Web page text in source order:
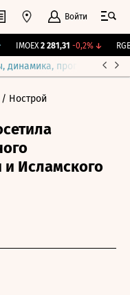
Войти
IMOEX 2 281,31 -0,2%↓
прогнозы
/ Нострой
и Исламского